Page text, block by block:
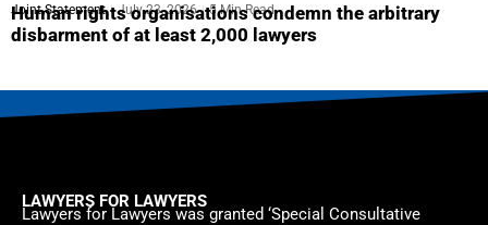
Joint Statement July 23, 2026 5 Min Read
Human rights organisations condemn the arbitrary
disbarment of at least 2,000 lawyers
LAWYERS FOR LAWYERS
Lawyers for Lawyers was granted ‘Special Consultative